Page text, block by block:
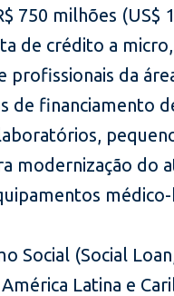
750 milhões (US$
de crédito a
profissionais da
de financiamento
modernização do
Social (Social
Latina e